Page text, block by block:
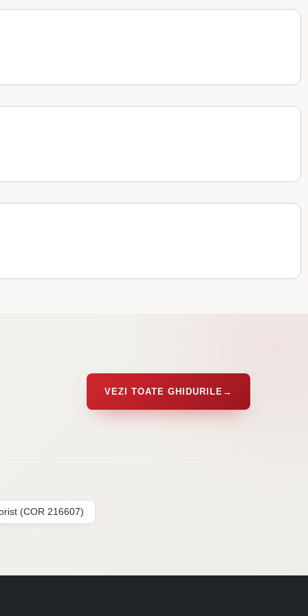
VEZI TOATE GHIDURILE →
(COR 216607)